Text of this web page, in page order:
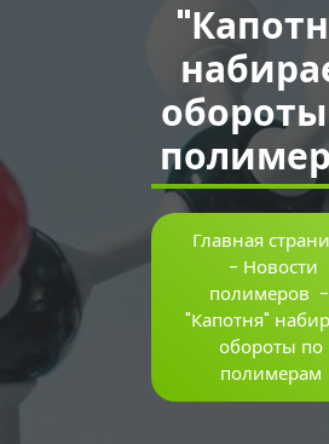
Главная
- Новости
полимеров -
"Капотня"
обороты по
полимерам